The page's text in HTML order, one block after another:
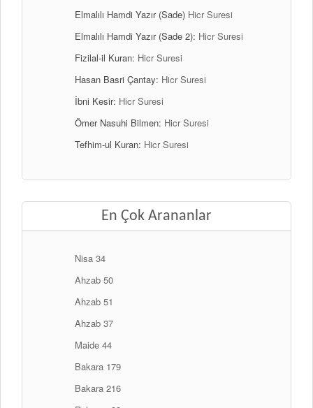
Elmalılı Hamdi Yazır (Sade) Hicr Suresi
Elmalılı Hamdi Yazır (Sade 2): Hicr Suresi
Fizilal-il Kuran: Hicr Suresi
Hasan Basri Çantay: Hicr Suresi
İbni Kesir: Hicr Suresi
Ömer Nasuhi Bilmen: Hicr Suresi
Tefhim-ul Kuran: Hicr Suresi
En Çok Arananlar
Nisa 34
Ahzab 50
Ahzab 51
Ahzab 37
Maide 44
Bakara 179
Bakara 216